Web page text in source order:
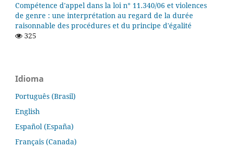
Compétence d'appel dans la loi n° 11.340/06 et violences
de genre : une interprétation au regard de la durée
raisonnable des procédures et du principe d'égalité
325
Idioma
Português (Brasil)
English
Español (España)
Français (Canada)